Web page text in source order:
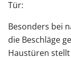
Tür:
Besonders bei
die Beschläge
Haustüren